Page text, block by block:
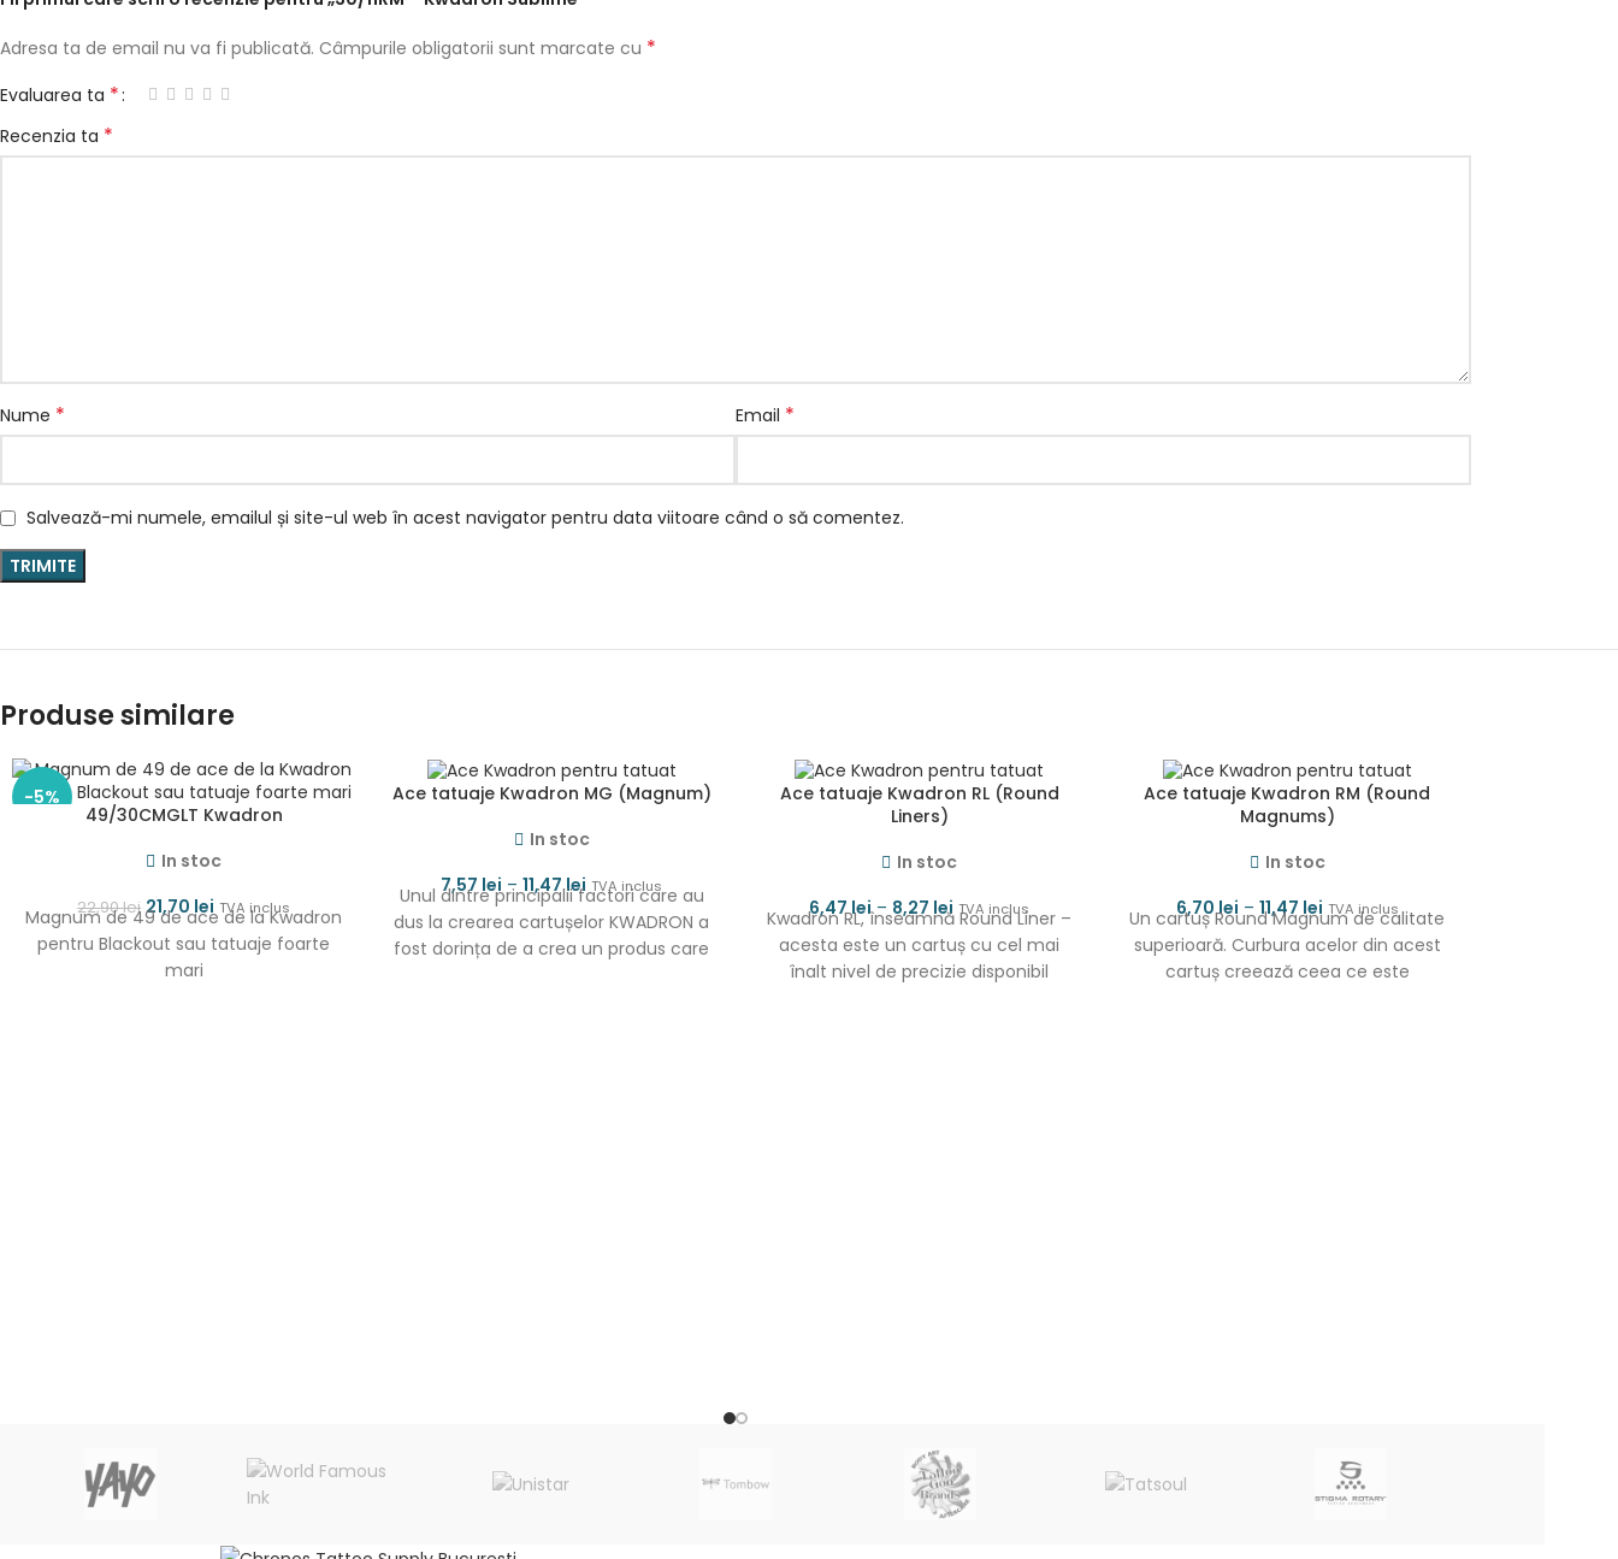
Adresa ta de email nu va fi publicată. Câmpurile obligatorii sunt marcate cu *
Evaluarea ta *
Recenzia ta *
Nume * Email *
Salvează-mi numele, emailul și site-ul web în acest navigator pentru data viitoare când o să comentez.
Produse similare
-5%
49/30CMGLT Kwadron
In stoc
22,90lei 21,70 lei TVA inclus
Magnum de 49 de ace de la Kwadron
pentru Blackout sau tatuaje foarte
mari
Ace tatuaje Kwadron MG (Magnum)
In stoc
7,57 lei – 11,47lei TVA inclus
Unul dintre principalii factori care au
dus la crearea cartușelor KWADRON a
fost dorința de a crea un produs care
Ace tatuaje Kwadron RL (Round
Liners)
In stoc
6,47lei – 8,27 lei TVA inclus
Kwadron RL, înseamnă Round Liner –
acesta este un cartuș cu cel mai
înalt nivel de precizie disponibil
Ace tatuaje Kwadron RM (Round
Magnums)
In stoc
6,70lei – 11,47 lei TVA inclus
Un cartuș Round Magnum de calitate
superioară. Curbura acelor din acest
cartuș creează ceea ce este